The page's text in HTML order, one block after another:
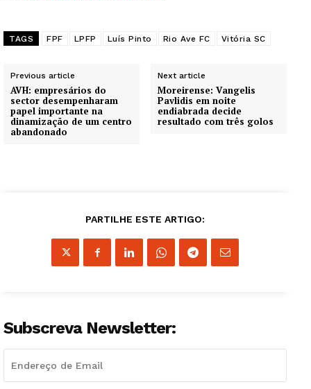
Guimarães, agora!
TAGS FPF LPFP Luís Pinto Rio Ave FC Vitória SC
Previous article
AVH: empresários do
sector desempenharam
papel importante na
dinamização de um centro
abandonado
Next article
Moreirense: Vangelis
Pavlidis em noite
endiabrada decide
resultado com três golos
PARTILHE ESTE ARTIGO:
Subscreva Newsletter: